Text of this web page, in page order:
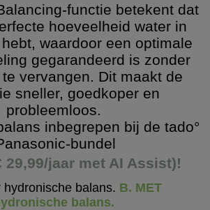
functie betekent dat
hoeveelheid water in
waardoor een optimale
gegarandeerd is zonder
vervangen. Dit maakt de
sneller, goedkoper en
probleemloos.
inbegrepen bij de tado°
bundel
29,99/jaar met AI Assist)!
hydronische balans. B. MET
balans.